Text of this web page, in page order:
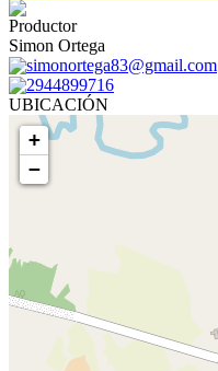
Productor
Simon Ortega
simonortega83@gmail.com
2944899716
UBICACIÓN
+
−